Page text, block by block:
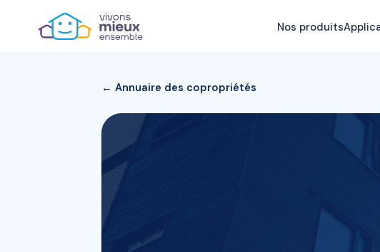
Nos produits
← Annuaire des copropriétés